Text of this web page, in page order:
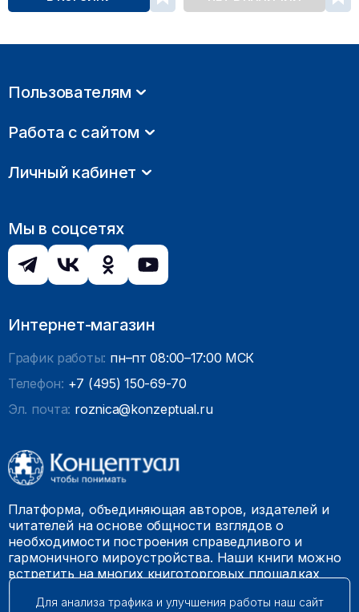
Пользователям
Работа с сайтом
Личный кабинет
Мы в соцсетях
Интернет-магазин
График работы: пн–пт 08:00–17:00 МСК
Телефон: +7 (495) 150-69-70
Эл. почта: roznica@konzeptual.ru
Платформа, объединяющая авторов, издателей и
читателей на основе общности взглядов о
необходимости построения справедливого и
гармоничного мироустройства. Наши книги можно
встретить на многих книготорговых площадках
Для анализа трафика и улучшения работы наш сайт